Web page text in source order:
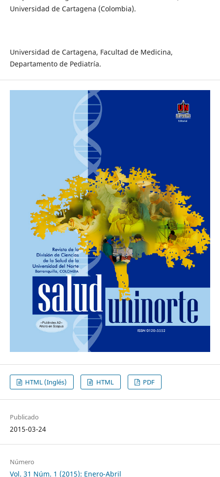
Universidad de Cartagena (Colombia).
Universidad de Cartagena, Facultad de Medicina,
Departamento de Pediatría.
HTML (Inglés) HTML PDF
Publicado
2015-03-24
Número
Vol. 31 Núm. 1 (2015): Enero-Abril